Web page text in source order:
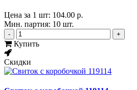
Цена за 1 шт: 104.00 р.
Мин. партия: 10 шт.
- +
Купить
Скидки